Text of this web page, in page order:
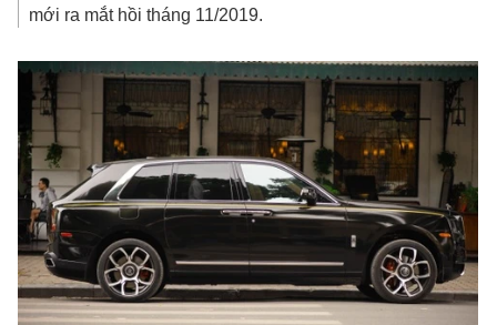
mới ra mắt hồi tháng 11/2019.